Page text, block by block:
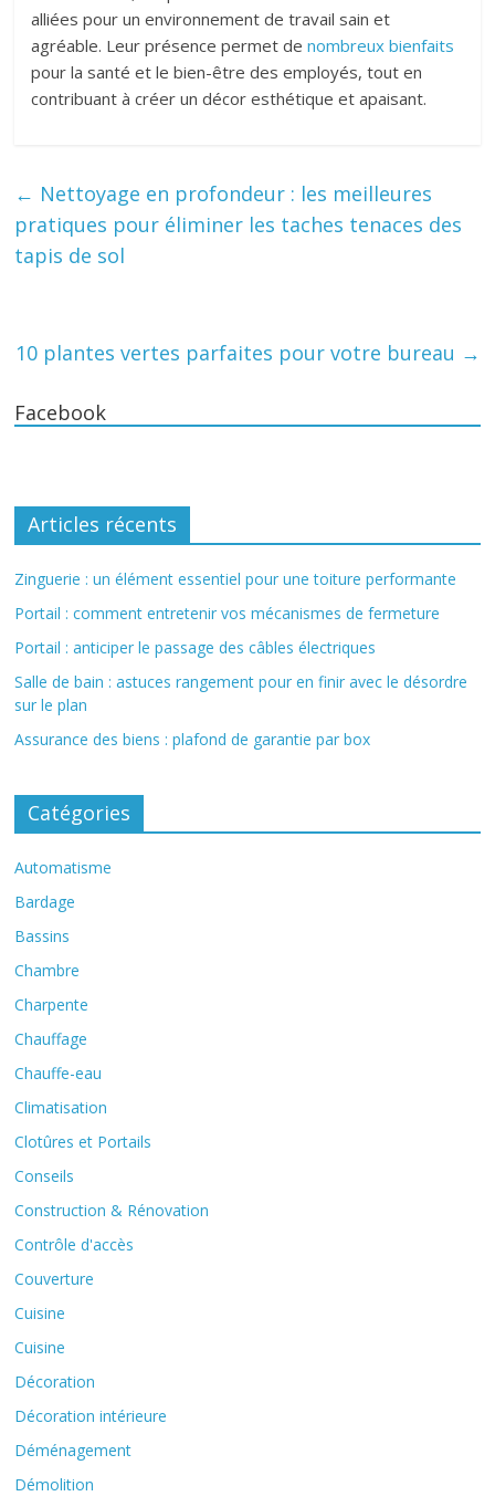
alliées pour un environnement de travail sain et
agréable. Leur présence permet denombreux bienfaits
pour la santé et le bien-être des employés, tout en
contribuant à créer un décor esthétique et apaisant.
← Nettoyage en profondeur : les meilleures
pratiques pour éliminer les taches tenaces des
tapis de sol
10 plantes vertes parfaites pour votre bureau →
Facebook
Articles récents
Zinguerie : un élément essentiel pour une toiture performante
Portail : comment entretenir vos mécanismes de fermeture
Portail : anticiper le passage des câbles électriques
Salle de bain : astuces rangement pour en finir avec le désordre
sur le plan
Assurance des biens : plafond de garantie par box
Catégories
Automatisme
Bardage
Bassins
Chambre
Charpente
Chauffage
Chauffe-eau
Climatisation
Clotûres et Portails
Conseils
Construction & Rénovation
Contrôle d'accès
Couverture
Cuisine
Cuisine
Décoration
Décoration intérieure
Déménagement
Démolition